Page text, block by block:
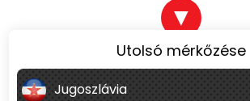
▼
Utolsó mérkőzése
Jugoszlávia